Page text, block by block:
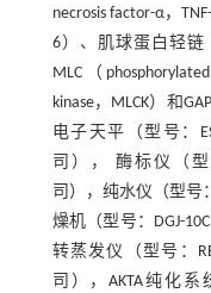
necrosis factor-α，
6）、肌球蛋白轻链
MLC（
kinase，MLCK）和
电子天平（型号：
司）， 酶标仪（型
司），纯水仪（型号
燥机（型号：DGJ-
转蒸发仪（型号：
司），AKTA纯化系